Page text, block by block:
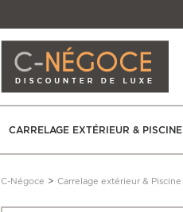
CARRELAGE EXTÉRIEUR & PISCINE
C-Négoce > Carrelage extérieur & Piscine